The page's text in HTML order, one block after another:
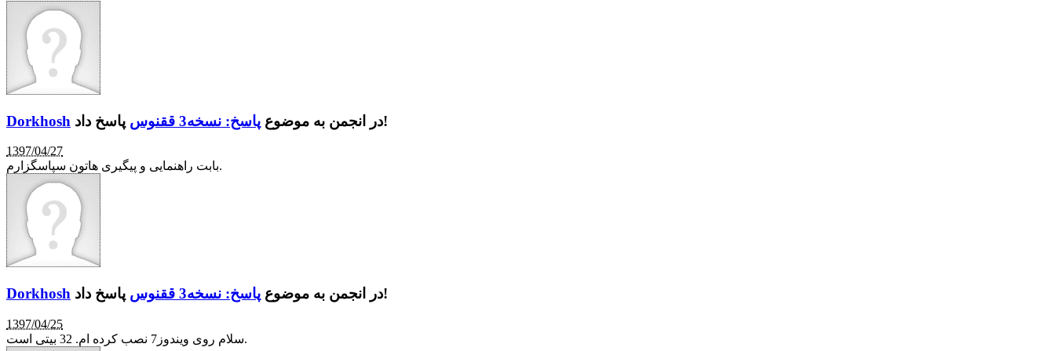
Dorkhosh در انجمن به موضوع پاسخ: نسخه3 ققنوس پاسخ داد!
1397/04/27
بابت راهنمایی و پیگیری هاتون سپاسگزارم.
Dorkhosh در انجمن به موضوع پاسخ: نسخه3 ققنوس پاسخ داد!
1397/04/25
سلام روی ویندوز7 نصب کرده ام. 32 بیتی است.